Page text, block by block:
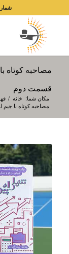
شماره تماس:
مصاحبه کوتاه
قسمت دوم
مکان شما: خانه /
مصاحبه کوتاه با